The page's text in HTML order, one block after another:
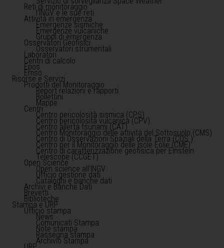
Reti di monitoraggio
l'INGV e le sue reti
Attività in emergenza
Emergenze sismiche
Emergenze vulcaniche
Gruppi di emergenza
Osservatori Geofisici
Osservatori strumentali
Laboratori
Centri di calcolo
Epos
Emso
Risorse e Servizi
Prodotti del Monitoraggio
Report relazioni e rapporti
Bollettini
Mappe
Centri
Centro pericolosità sismica (CPS)
Centro pericolosità vulcanica (CPV)
Centro allerta tsunami (CAT)
Centro Monitoraggio delle attività del Sottosuolo (CMS)
Centro di Osservazioni Spaziali della Terra (COS )
Centro per il Monitoraggio delle Isole Eolie (CME)
Centro di caratterizzazione geofisica per Einstein
Telescope (CCGET)
Open Science
Open science all'INGV
Ufficio gestione dati
Cataloghi e banche dati
Archivi e Banche Dati
Brevetti
Biblioteche
Stampa e URP
Ufficio stampa
News
Comunicati Stampa
Note stampa
Rassegna stampa
Archivio Stampa